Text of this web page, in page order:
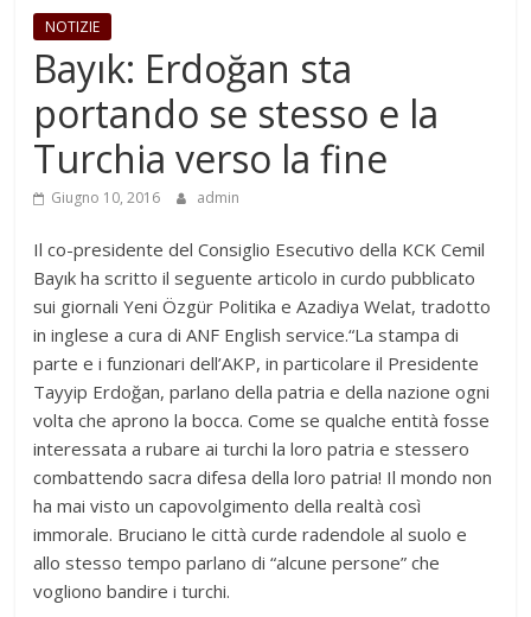
NOTIZIE
Bayık: Erdoğan sta
portando se stesso e la
Turchia verso la fine
Giugno 10, 2016 admin
Il co-presidente del Consiglio Esecutivo della KCK Cemil
Bayık ha scritto il seguente articolo in curdo pubblicato
sui giornali Yeni Özgür Politika e Azadiya Welat, tradotto
in inglese a cura di ANF English service.“La stampa di
parte e i funzionari dell’AKP, in particolare il Presidente
Tayyip Erdoğan, parlano della patria e della nazione ogni
volta che aprono la bocca. Come se qualche entità fosse
interessata a rubare ai turchi la loro patria e stessero
combattendo sacra difesa della loro patria! Il mondo non
ha mai visto un capovolgimento della realtà così
immorale. Bruciano le città curde radendole al suolo e
allo stesso tempo parlano di “alcune persone” che
vogliono bandire i turchi.